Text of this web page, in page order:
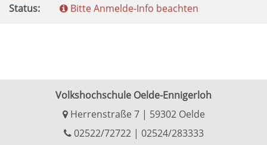
Status:
Bitte Anmelde-Info beachten
Volkshochschule Oelde-Ennigerloh
Herrenstraße 7 | 59302 Oelde
02522/72722| 02524/283333